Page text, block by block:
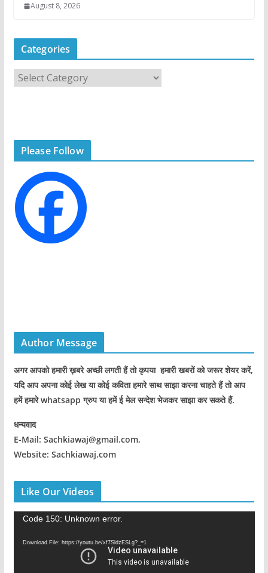
August 8, 2026
Categories
a
r
e
s
Please Follow
Author Message
अगर आपको हमारी ख़बरे अच्छी लगती हैं तो कृपया हमारी खबरों को जरूर शेयर करें,
यदि आप अपना कोई लेख या कोई कविता हमारे साथ साझा करना चाहते हैं तो आप
हमें हमारे whatsapp ग्रुप या हमें ई मेल सन्देश भेजकर साझा कर सकते हैं.
धन्यवाद
E-Mail: Sachkiawaj@gmail.com,
Website: Sachkiawaj.com
Like Our Videos
Code 150: Unknown error.
Download File: https://youtu.be/xf7SldzESLg?_=1